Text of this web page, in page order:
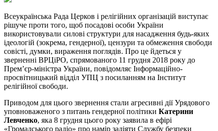
Всеукраїнська Рада Церков і релігійних організацій виступає
рішуче проти того, щоб посадові особи України
використовували силові структури для насадження будь-яких
ідеологій (зокрема, гендерної), цензури та обмеження свободи
совісті, думки, вираження поглядів. Про це йдеться у
зверненні ВРЦіРО, спрямованого 11 грудня 2018 року до
Прем’єр-міністра України, повідомляє Інформаційно-
просвітницький відділ УПЦ з посиланням на Інститут
релігійної свободи.
Приводом для цього звернення стали агресивні дії Урядового
уповноваженого з питань гендерної політики Катерини
Левченко, яка 8 грудня цього року заявила в ефірі
«Громадського радіо» про намір задіяти Службу безпеки